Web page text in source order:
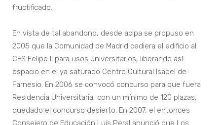
fructificado.
En vista de tal abandono, desde acipa se propuso en
2005 que la Comunidad de Madrid cediera el edificio al
CES Felipe II para usos universitarios, liberando así
espacio en el ya saturado Centro Cultural Isabel de
Farnesio. En 2006 se convocó concurso para que fuera
Residencia Universitaria, con un mínimo de 120 plazas,
quedado el concurso desierto. En 2007, el entonces
Consejero de Educación Luis Peral anunció que Los